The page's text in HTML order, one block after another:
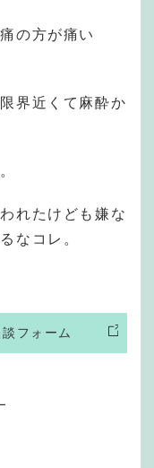
の方が痛い
界近くて麻酔か
れたけども嫌な
なコレ。
フォーム